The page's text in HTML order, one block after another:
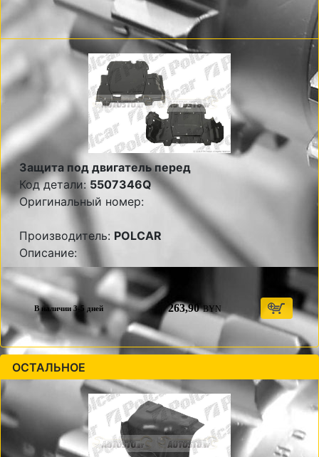
Защита под двигатель перед
Код детали: 5507346Q
Оригинальный номер:
Производитель: POLCAR
Описание:
В наличии 3-5 дней 263,90 BYN
ОСТАЛЬНОЕ